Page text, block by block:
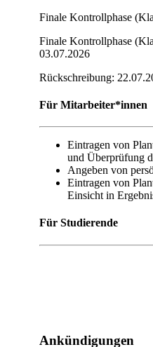
Finale Kontrollphase
Finale Kontrollphase
03.07.2026
Rückschreibung:
Für Mitarbeiter*innen
Eintragen von
und Überprüfung
Angeben von
Eintragen von
Einsicht in
Für Studierende
Ankündigungen